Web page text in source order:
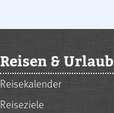
Reisen & Urlaub
Reisekalender
Reiseziele